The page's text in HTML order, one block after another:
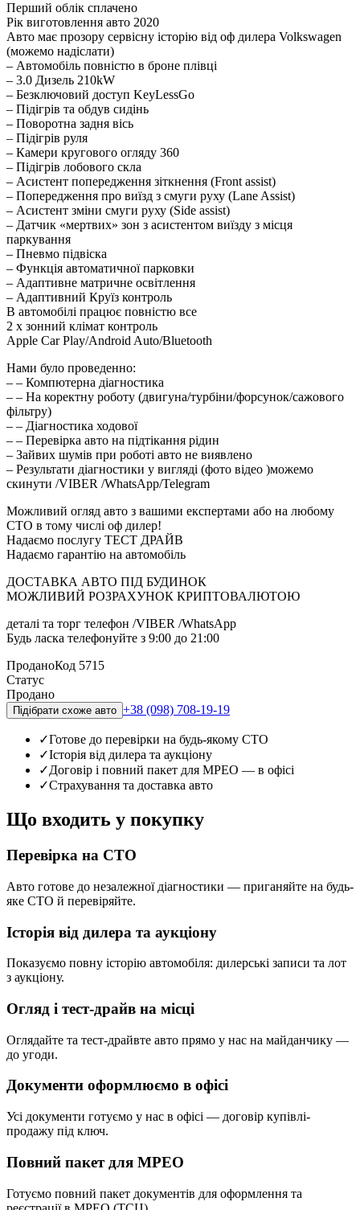
Перший облік сплачено
Рік виготовлення авто 2020
Авто має прозору сервісну історію від оф дилера Volkswagen
(можемо надіслати)
– Автомобіль повністю в броне плівці
– 3.0 Дизель 210kW
– Безключовий доступ KeyLessGo
– Підігрів та обдув сидінь
– Поворотна задня вісь
– Підігрів руля
– Камери кругового огляду 360
– Підігрів лобового скла
– Асистент попередження зіткнення (Front assist)
– Попередження про виїзд з смуги руху (Lane Assist)
– Асистент зміни смуги руху (Side assist)
– Датчик «мертвих» зон з асистентом виїзду з місця
паркування
– Пневмо підвіска
– Функція автоматичної парковки
– Адаптивне матричне освітлення
– Адаптивний Круїз контроль
В автомобілі працює повністю все
2 х зонний клімат контроль
Apple Car Play/Android Auto/Bluetooth
Нами було проведенно:
– – Компютерна діагностика
– – На коректну роботу (двигуна/турбіни/форсунок/сажового
фільтру)
– – Діагностика ходової
– – Перевірка авто на підтікання рідин
– Зайвих шумів при роботі авто не виявлено
– Результати діагностики у вигляді (фото відео )можемо
скинути /VIBER /WhatsApp/Telegram
Можливий огляд авто з вашими експертами або на любому
СТО в тому числі оф дилер!
Надаємо послугу ТЕСТ ДРАЙВ
Надаємо гарантію на автомобіль
ДОСТАВКА АВТО ПІД БУДИНОК
МОЖЛИВИЙ РОЗРАХУНОК КРИПТОВАЛЮТОЮ
деталі та торг телефон /VIBER /WhatsApp
Будь ласка телефонуйте з 9:00 до 21:00
ПроданоКод 5715
Статус
Продано
Підібрати схоже авто +38 (098) 708-19-19
✓Готове до перевірки на будь-якому СТО
✓Історія від дилера та аукціону
✓Договір і повний пакет для МРЕО — в офісі
✓Страхування та доставка авто
Що входить у покупку
Перевірка на СТО
Авто готове до незалежної діагностики — приганяйте на будь-
яке СТО й перевіряйте.
Історія від дилера та аукціону
Показуємо повну історію автомобіля: дилерські записи та лот
з аукціону.
Огляд і тест-драйв на місці
Оглядайте та тест-драйвте авто прямо у нас на майданчику —
до угоди.
Документи оформлюємо в офісі
Усі документи готуємо у нас в офісі — договір купівлі-
продажу під ключ.
Повний пакет для МРЕО
Готуємо повний пакет документів для оформлення та